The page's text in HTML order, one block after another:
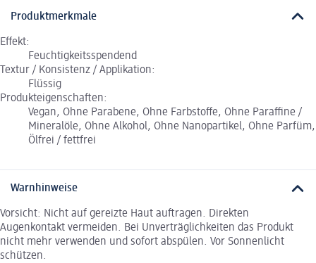
Produktmerkmale
Effekt:
Feuchtigkeitsspendend
Textur / Konsistenz / Applikation:
Flüssig
Produkteigenschaften:
Vegan, Ohne Parabene, Ohne Farbstoffe, Ohne Paraffine /
Mineralöle, Ohne Alkohol, Ohne Nanopartikel, Ohne Parfüm,
Ölfrei / fettfrei
Warnhinweise
Vorsicht: Nicht auf gereizte Haut auftragen. Direkten
Augenkontakt vermeiden. Bei Unverträglichkeiten das Produkt
nicht mehr verwenden und sofort abspülen. Vor Sonnenlicht
schützen.